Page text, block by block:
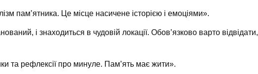
пам’ятника. Це місце насичене історією і емоціями».
і знаходиться в чудовій локації. Обов’язково варто відвідати,
та рефлексії про минуле. Пам’ять має жити».